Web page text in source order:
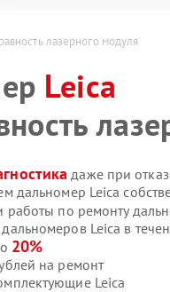
лазерного модуля
Leica
даже при
дальномер Leica
работы по ремонту
Leica в
20%
на ремонт
Leica